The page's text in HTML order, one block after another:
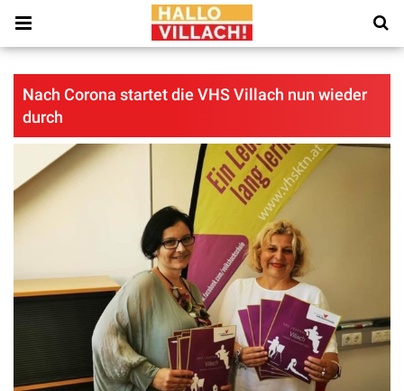
Nach Corona startet die VHS Villach nun wieder
durch